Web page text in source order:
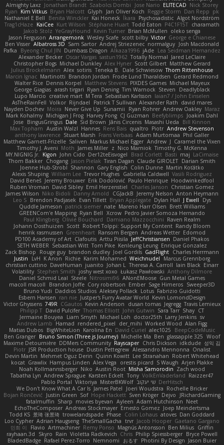
Almighty Laxz Jonathan Brandt Szabolcs Dombi Jose Nario ELITECAD Nick Storey
Ryan Kim Vitkus Bryan Halcott Glyph Jan Oliver Koch Reggie Storm Dan Repp pk
Nathaniel E Bell
Benita Winckler Kai Honeck Íkara Psychosadistic Algot Nordström
Trag1cHaze KaiCee Kurt Wilson Stéphane Huart Todd Eaton P4C1F15T charamath
Jakob Stolz YeGrayHound Kevin Turner Brian McMullen oleko senga
Jason Ferguson Arrangemonk Wesley Scafe scott bilby Victor George e Chianese
Ben Visser Albatross 3D Sam Sartor Andrej Striezenec normalguy Josh Macdonald
Pafka
Byeong Chul JIN Dumbass Dragon Alkaza1996 jAde Lea Seidman Hernandez
Alexander Becker Oscar Vargas sastun1962 Totally Normal Jared LeClaire
Christopher Bogs Michael Dunkley Alex Hyner Scott Gilbert Matthew Gerard
Julius Brockelmann Alex sotiris Teneka B. Dale Schwiesow Thom Rittenhouse
Marcin Ignac Martinotti Brandon Jordan Frode Lund Tharaldsen Gerard Redmond
Walter Rice Dennis Korpel Matthew Stevens PIXDES Games Michael Mayeux
George Giagias arash tirgari Ryan Dening Tim Warnock Steven
Deadlyblack
Lupo Marcio creative mart M Tera Sebastian Karlsson Iaian7 / John Einselen
AsTheRainFell Volkor Rijndael Patrick T Sullivan Alexander Rath david mares
Nayden Dochev Moira Never Give Up Sunamii Ryan Rohrer Andrew Oakley Maraz
Mark Kohalmy Michigan J Frog Harvey Fong CJ Guzman Beefyblimps Joakim Dahl
Jose BingusGringus Dale Sid Brown Jānis Circenis Masashi Ueda
Bill Kinnon
Max Topham Austin Walzl Hannes Rens Bais qualtro Piotr Andrew Stevenson
anthony lawrence Stuart Marsh Frans Verbaas Adam Murtomaa Phil Galler
Matthew Garnett-Frizelle Saliven Markus Michael Egger Andrew J Caramel the Vixen
Timothy J. Aveni Moth James Miller z Nico Marniok Timothy G. McKenna
MY.NIGNIG Jr. Kigon John Cido Der12teEisvogel Brad Corlett Basti maj LaCimaise
Thom Bakker Chogang Jason Pielak Tiran Dagan Claude GIROLET Darian Smith
Joenne Hub-Strobl Shannon Gary English Colin Dunne Martin Koťátko
Alexis Shuping William Lee Trevor Hughes Gabriella Caldwell Vasili Rodriguez
David Beneš Jeremy Brouwer Erik Dodolović Paulo Henrique Hoodwinkedfool
Ruben Vroman David Sibley Emil Herzenstiel Charles Janson Christian Gomez
James Wilson Niko Bidoli Danny Arnold CGJackB Jeremy Nelson Anton Heymann
Leo S Brendon Padjasek Evan Tillett Bryan Applegate Dylan Hall J Ewell
Dys
Quddle Jameson patrick siemer nate Mareno Harr Olsen Brett Williams
GREENCom'e Mapping Ryan Bell Xcrow Pedro Javier Somoza Hernando
Paul Klingberg Olivié Bouchard Damiano Mazzocchini Raven Realm
Johann Oosthuizen Scott Robert Tolppi: Support My Content Randy Bloom
henrik rasmussen Greenheart Ransom Bergen Andreas Wetter Edomod
PD100 Academy of Art Clafoutis Arttu Piisila JeffChristiansen Daniel Phakos
SETH WEBER Sebastian Witt Tom Pike Kenleung Leung Enrique Gonzalez
Zack Bishop
Rouge guy brandon dudley Joel Gordils GadFlight Charles Herrmann
Justin
LvH K Anon Richie Karim Mohamed Weichnudel
Marcus Grennborg
christian cuttino DaveHuman juanito Johan L Theresa A. Carroll Iain Black Einarr
Volatility Stephen Smith joshy west xoxo Łukasz Pawłowski Anthony Dilmore
Daniel Schmid Leal Steele Nitrosimi96 ANonEMoose Gun Metal Games
macoll macoll
Brandon Joffe Cory robertson Ember Sage Himeros Sweeper3D
Bruno Yudi Daddios Studios Aleksey Pollack Lotus Fabrizio Guidotti
Esbern Hansen ran nie Justper's Furry Avatar World Kevin LomondDesign
Victor Ghyssens 749R CGautos Kevin Anderson dusan tomas Jegregg Travis Lemieux
Philipp T David Pulcifer Thomas Elliott John Gutwin Sara Tarr Shay CT
Jermaine Bouyea
Liam Smyth Michael Loh doctor25th Larry Jenkins sv
Andrew Lamb Hamad rendered_pixel der_mihi Worked Wood Alan Figg
Matias Dubos BigWhiteLion Karolina En David Curiel alec1025
BeepCodeMusic
Ben Granger Bruno Simon (Three.js Journey) Michelle Ma Ben glassapple 325 Woof
Maxime Detournière DDMers Community Rayscaper Chris Dickson idkdude 성익 김
Piotr JSR Production house Dustin Pettegrew Alessandro Mennonna Onalist
Devin Martin Mehmet Oguz Derin Quinn Kowitt Lee Stranahan Robert Whitehead
kocat Grawlix Hampus Linden Alex Vega orestis picard S Waugh Arjen Plakke
Noah Kollmannsberger Niko Austin Root Misha Samorodin Zach wood
Tabatha Lyn Andrew Sprague Karsten Eckelt Tony VolkEnVaderland Raizzer47
Pablo Portal Viktoriya MisterBKWolf שי יעקוב DerHitsch
We Don't Know What A Car Is James Patel Joeri Woudstra Rochelle Bricker
Bojan Rončević Justin Green Sof Hope Hackett Sven Kröger Dejvo
JRichardGaming
fatalmuffin Sharp movies byevan Ayleen Adam Hutchinson Neet
EchoTheComposer Andreas Stockmayer Ernesto Gomez Joep Meindertsma
Todd KS 景琦 张景琦 trowelandspade Phase Colin Lohaus atoves Dan Goddard
Loo Cypher Adrian Haugseng TheSmallGacha trvr Jacob Hooper Gaetano Gargano
민희 이
Flavio Artmachiner Remy Ponso Magnús Antonsson Ben Milius Griffin
rayhaan.3d
Skyro Rain Violetta Radkevich Chris Philip Spiessberger Bryce Powell
BladedBadge Rafael Perez-Torro Nemnomi おるす Photini By Design Jason Buier